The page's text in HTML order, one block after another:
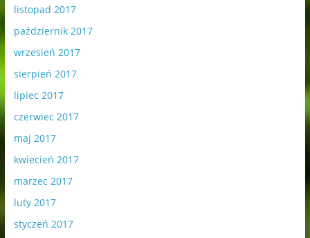
listopad 2017
październik 2017
wrzesień 2017
sierpień 2017
lipiec 2017
czerwiec 2017
maj 2017
kwiecień 2017
marzec 2017
luty 2017
styczeń 2017